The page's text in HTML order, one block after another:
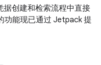
据创建和检索流程中直接
功能现已通过 Jetpack 提